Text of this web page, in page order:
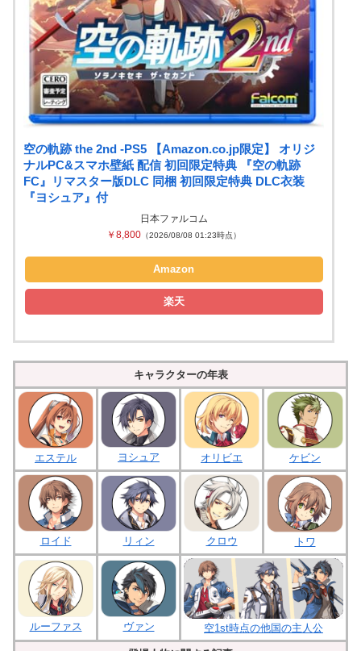
空の軌跡 the 2nd -PS5 【Amazon.co.jp限定】 オリジ
ナルPC&スマホ壁紙 配信 初回限定特典 『空の軌跡
FC』リマスター版DLC 同梱 初回限定特典 DLC衣装
『ヨシュア』付
日本ファルコム
￥8,800 （2026/08/08 01:23時点）
Amazon
楽天
キャラクターの年表
エステル ヨシュア オリビエ ケビン
ロイド リィン クロウ トワ
ルーファス ヴァン 空1st時点の他国の主人公